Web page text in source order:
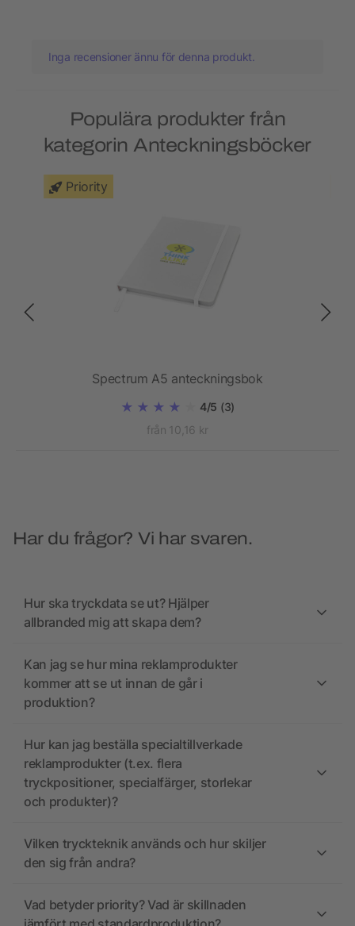
Inga recensioner ännu för denna produkt.
Populära produkter från
kategorin Anteckningsböcker
Priority
Spectrum A5 anteckningsbok
4/5 (3)
från 10,16 kr
Har du frågor? Vi har svaren.
Hur ska tryckdata se ut? Hjälper
allbranded mig att skapa dem?
Kan jag se hur mina reklamprodukter
kommer att se ut innan de går i
produktion?
Hur kan jag beställa specialtillverkade
reklamprodukter (t.ex. flera
tryckpositioner, specialfärger, storlekar
och produkter)?
Vilken tryckteknik används och hur skiljer
den sig från andra?
Vad betyder priority? Vad är skillnaden